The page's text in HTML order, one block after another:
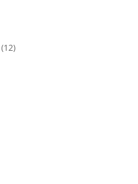
(12)